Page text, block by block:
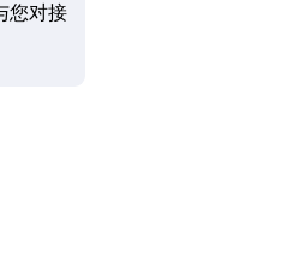
您对接